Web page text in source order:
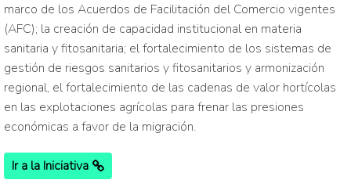
marco de los Acuerdos de Facilitación del Comercio vigentes
(AFC); la creación de capacidad institucional en materia
sanitaria y fitosanitaria; el fortalecimiento de los sistemas de
gestión de riesgos sanitarios y fitosanitarios y armonización
regional, el fortalecimiento de las cadenas de valor hortícolas
en las explotaciones agrícolas para frenar las presiones
económicas a favor de la migración.
Ir a la Iniciativa